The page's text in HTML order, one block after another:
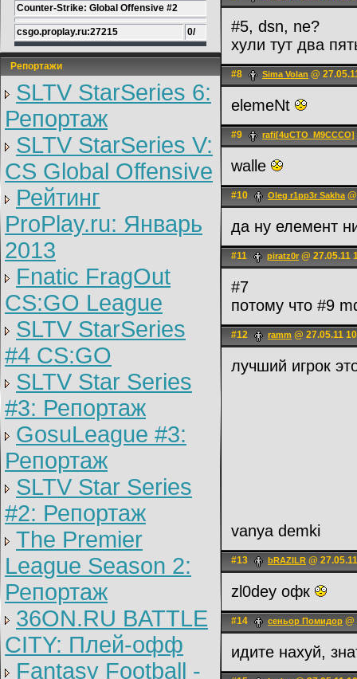
Counter-Strike: Global Offensive #2
csgo.proplay.ru:27215 0/
Репортажи
SLTV StarSeries 6:
Репортаж
SLTV StarSeries V:
CS Global Offensive
Рейтинг
ProPlay.ru: Январь
2013
Fnatic FragOut
CS:GO League
SLTV StarSeries
#4 CS:GO
SLTV Star Series
#3: Репортаж
GosuLeague #3:
Репортаж
SLTV Star Series
#2: Репортаж
The Premier
League Season 2:
Репортаж
36ON.RU BATTLE
CITY: Плей-офф
Fantasy Football -
#5, dsn, ne?
хули тут два
#8 Sima Volan @
elemeNt
#9 rafi[4uCTO_M9CCCO]
walle
#10 Oleg r1pp3r Sakha@
да ну елемент
#11 piratz0r @ 27.05.11
#7
потому что #9
#12 rаmm @ 27.05.11
лучший игрок
vanya demki
#13 bRAZILR @
zl0dey офк
#14 сеньoр Помидор @
идите нахуй,